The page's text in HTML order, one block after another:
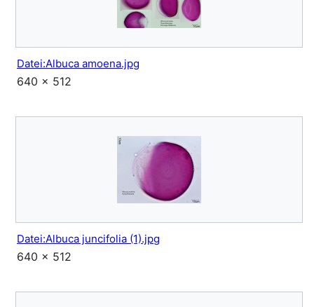
Datei:Albuca amoena.jpg
640 × 512
Datei:Albuca juncifolia (1).jpg
640 × 512